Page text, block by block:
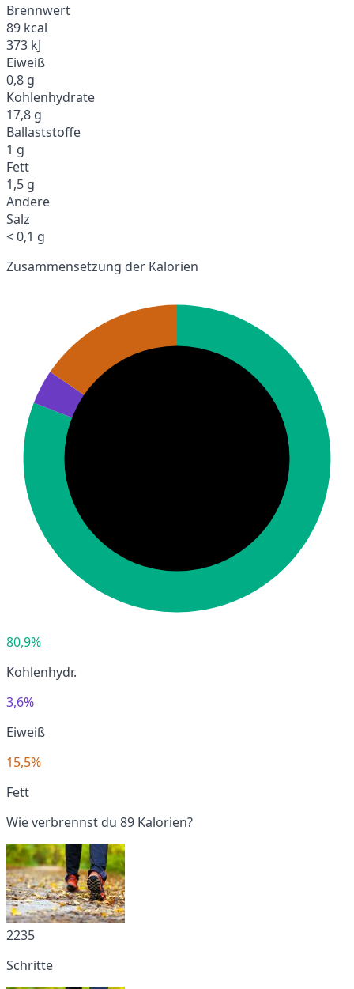
Brennwert
89 kcal
373 kJ
Eiweiß
0,8 g
Kohlenhydrate
17,8 g
Ballaststoffe
1 g
Fett
1,5 g
Andere
Salz
< 0,1 g
Zusammensetzung der Kalorien
80,9%
Kohlenhydr.
3,6%
Eiweiß
15,5%
Fett
Wie verbrennst du 89 Kalorien?
2235
Schritte